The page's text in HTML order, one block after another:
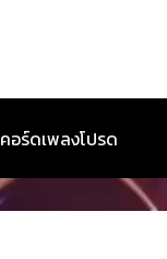
คอร์ดเพลงโปรด